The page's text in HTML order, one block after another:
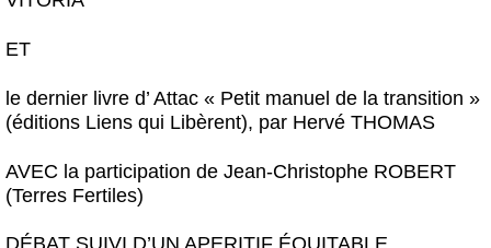
ET
le dernier livre d’ Attac « Petit manuel de la transition »
(éditions Liens qui Libèrent), par Hervé THOMAS
AVEC la participation de Jean-Christophe ROBERT
(Terres Fertiles)